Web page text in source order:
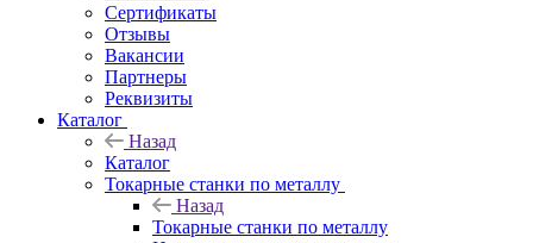
Сертификаты
Отзывы
Вакансии
Партнеры
Реквизиты
Каталог
Назад
Каталог
Токарные станки по металлу
Назад
Токарные станки по металлу